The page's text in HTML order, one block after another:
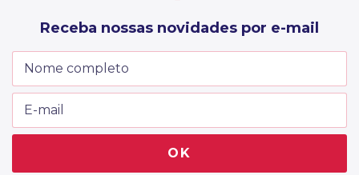
Receba nossas novidades por e-mail